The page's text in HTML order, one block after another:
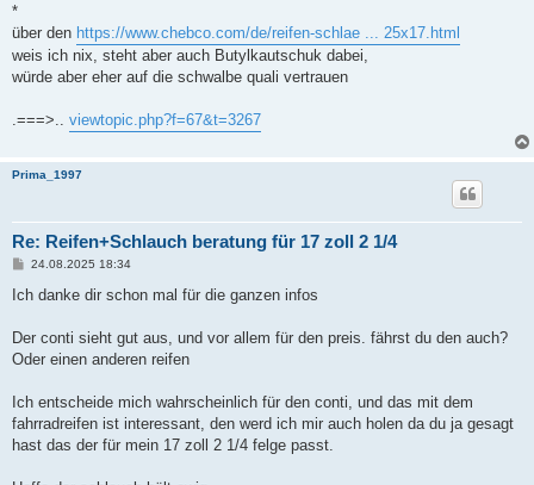
*
über den https://www.chebco.com/de/reifen-schlae ... 25x17.html
weis ich nix, steht aber auch Butylkautschuk dabei,
würde aber eher auf die schwalbe quali vertrauen
.===>.. viewtopic.php?f=67&t=3267
Prima_1997
Re: Reifen+Schlauch beratung für 17 zoll 2 1/4
B
i
a
24.08.2025 18:34
Ich danke dir schon mal für die ganzen infos
Der conti sieht gut aus, und vor allem für den preis. fährst du den auch?
Oder einen anderen reifen
Ich entscheide mich wahrscheinlich für den conti, und das mit dem
fahrradreifen ist interessant, den werd ich mir auch holen da du ja gesagt
hast das der für mein 17 zoll 2 1/4 felge passt.